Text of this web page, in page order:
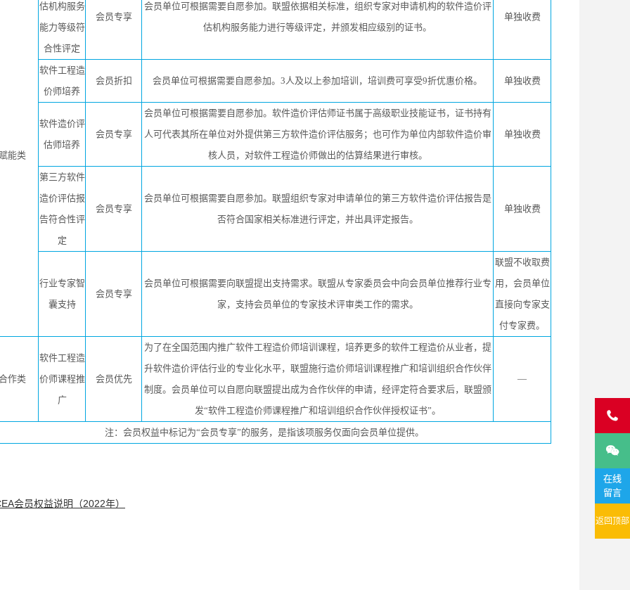
能类
估机构服务
能力等级符
合性评定
会员专享
会员单位可根据需要自愿参加。联盟依据相关标准，组织专家对申请机构的软件造价评
估机构服务能力进行等级评定，并颁发相应级别的证书。
单独收费
软件工程造
价师培养
会员折扣 会员单位可根据需要自愿参加。3人及以上参加培训，培训费可享受9折优惠价格。 单独收费
软件造价评
估师培养
会员专享
会员单位可根据需要自愿参加。软件造价评估师证书属于高级职业技能证书，证书持有
人可代表其所在单位对外提供第三方软件造价评估服务；也可作为单位内部软件造价审
核人员，对软件工程造价师做出的估算结果进行审核。
单独收费
第三方软件
造价评估报
告符合性评
定
会员专享
会员单位可根据需要自愿参加。联盟组织专家对申请单位的第三方软件造价评估报告是
否符合国家相关标准进行评定，并出具评定报告。
单独收费
行业专家智
囊支持
会员专享
会员单位可根据需要向联盟提出支持需求。联盟从专家委员会中向会员单位推荐行业专
家，支持会员单位的专家技术评审类工作的需求。
联盟不收取费
用，会员单位
直接向专家支
付专家费。
作类
软件工程造
价师课程推
广
会员优先
为了在全国范围内推广软件工程造价师培训课程，培养更多的软件工程造价从业者，提
升软件造价评估行业的专业化水平，联盟施行造价师培训课程推广和培训组织合作伙伴
制度。会员单位可以自愿向联盟提出成为合作伙伴的申请，经评定符合要求后，联盟颁
发“软件工程造价师课程推广和培训组织合作伙伴授权证书”。
—
注：会员权益中标记为“会员专享”的服务，是指该项服务仅面向会员单位提供。
会员权益说明（2022年）


在线
留言
返回顶部